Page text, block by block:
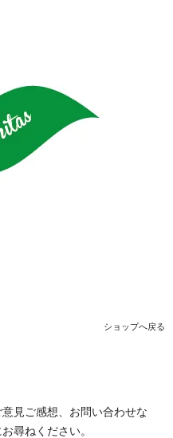
ショップへ戻る
見ご感想、お問い合わせな
尋ねください。